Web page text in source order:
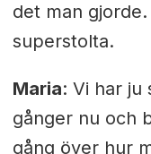
det man
superstolta.
Maria: Vi har ju
gånger nu och
gång över hur